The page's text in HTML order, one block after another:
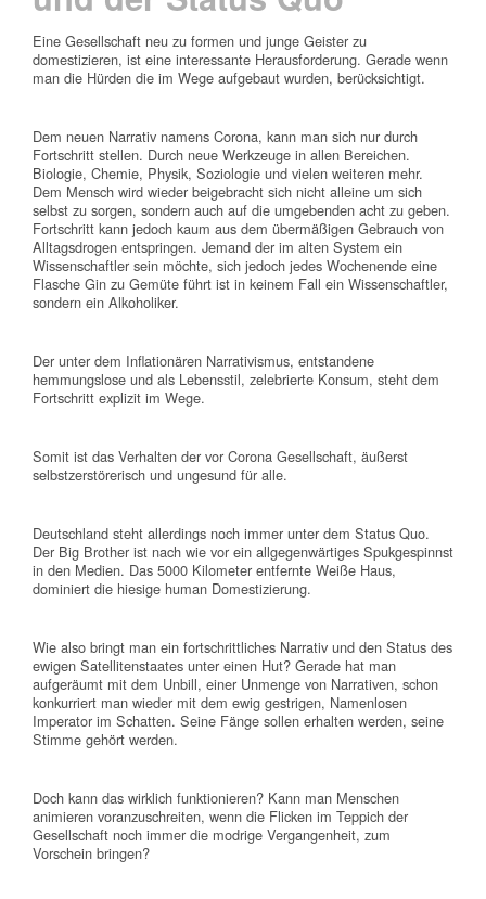
Eine Gesellschaft neu zu formen und junge Geister zu
domestizieren, ist eine interessante Herausforderung. Gerade wenn
man die Hürden die im Wege aufgebaut wurden, berücksichtigt.
Dem neuen Narrativ namens Corona, kann man sich nur durch
Fortschritt stellen. Durch neue Werkzeuge in allen Bereichen.
Biologie, Chemie, Physik, Soziologie und vielen weiteren mehr.
Dem Mensch wird wieder beigebracht sich nicht alleine um sich
selbst zu sorgen, sondern auch auf die umgebenden acht zu geben.
Fortschritt kann jedoch kaum aus dem übermäßigen Gebrauch von
Alltagsdrogen entspringen. Jemand der im alten System ein
Wissenschaftler sein möchte, sich jedoch jedes Wochenende eine
Flasche Gin zu Gemüte führt ist in keinem Fall ein Wissenschaftler,
sondern ein Alkoholiker.
Der unter dem Inflationären Narrativismus, entstandene
hemmungslose und als Lebensstil, zelebrierte Konsum, steht dem
Fortschritt explizit im Wege.
Somit ist das Verhalten der vor Corona Gesellschaft, äußerst
selbstzerstörerisch und ungesund für alle.
Deutschland steht allerdings noch immer unter dem Status Quo.
Der Big Brother ist nach wie vor ein allgegenwärtiges Spukgespinnst
in den Medien. Das 5000 Kilometer entfernte Weiße Haus,
dominiert die hiesige human Domestizierung.
Wie also bringt man ein fortschrittliches Narrativ und den Status des
ewigen Satellitenstaates unter einen Hut? Gerade hat man
aufgeräumt mit dem Unbill, einer Unmenge von Narrativen, schon
konkurriert man wieder mit dem ewig gestrigen, Namenlosen
Imperator im Schatten. Seine Fänge sollen erhalten werden, seine
Stimme gehört werden.
Doch kann das wirklich funktionieren? Kann man Menschen
animieren voranzuschreiten, wenn die Flicken im Teppich der
Gesellschaft noch immer die modrige Vergangenheit, zum
Vorschein bringen?